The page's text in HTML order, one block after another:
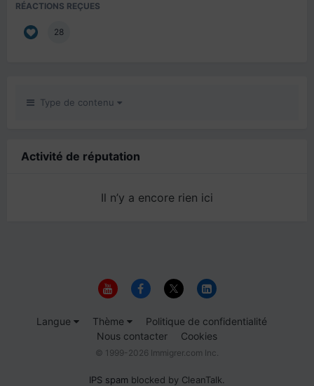
RÉACTIONS REÇUES
28
Type de contenu
Activité de réputation
Il n’y a encore rien ici
Langue Thème
Politique de confidentialité
Nous contacter
Cookies
© 1999-2026 Immigrer.com Inc.
IPS spam blocked by CleanTalk.